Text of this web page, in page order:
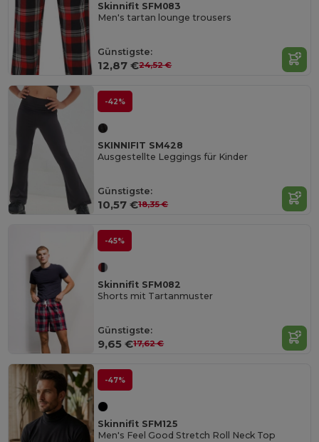
Skinnifit SFM083
Men's tartan lounge trousers
Günstigste:
12,87 €24,52 €
-42%
SKINNIFIT SM428
Ausgestellte Leggings für Kinder
Günstigste:
10,57 €18,35 €
-45%
Skinnifit SFM082
Shorts mit Tartanmuster
Günstigste:
9,65 €17,62 €
-47%
Skinnifit SFM125
Men's Feel Good Stretch Roll Neck Top